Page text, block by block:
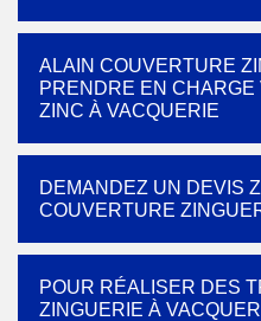
ALAIN COUVERTURE
PRENDRE EN CHARGE
ZINC À VACQUERIE
DEMANDEZ UN DEVIS
COUVERTURE
POUR RÉALISER DES
ZINGUERIE À